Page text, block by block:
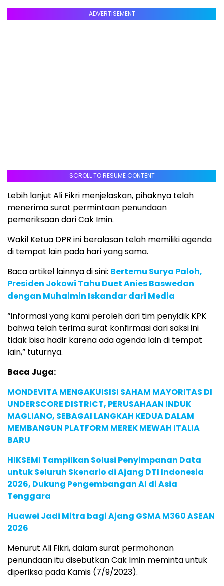
ADVERTISEMENT
SCROLL TO RESUME CONTENT
Lebih lanjut Ali Fikri menjelaskan, pihaknya telah
menerima surat permintaan penundaan
pemeriksaan dari Cak Imin.
Wakil Ketua DPR ini beralasan telah memiliki agenda
di tempat lain pada hari yang sama.
Baca artikel lainnya di sini: Bertemu Surya Paloh,
Presiden Jokowi Tahu Duet Anies Baswedan
dengan Muhaimin Iskandar dari Media
“Informasi yang kami peroleh dari tim penyidik KPK
bahwa telah terima surat konfirmasi dari saksi ini
tidak bisa hadir karena ada agenda lain di tempat
lain,” tuturnya.
Baca Juga:
MONDEVITA MENGAKUISISI SAHAM MAYORITAS DI
UNDERSCORE DISTRICT, PERUSAHAAN INDUK
MAGLIANO, SEBAGAI LANGKAH KEDUA DALAM
MEMBANGUN PLATFORM MEREK MEWAH ITALIA
BARU
HIKSEMI Tampilkan Solusi Penyimpanan Data
untuk Seluruh Skenario di Ajang DTI Indonesia
2026, Dukung Pengembangan AI di Asia
Tenggara
Huawei Jadi Mitra bagi Ajang GSMA M360 ASEAN
2026
Menurut Ali Fikri, dalam surat permohonan
penundaan itu disebutkan Cak Imin meminta untuk
diperiksa pada Kamis (7/9/2023).